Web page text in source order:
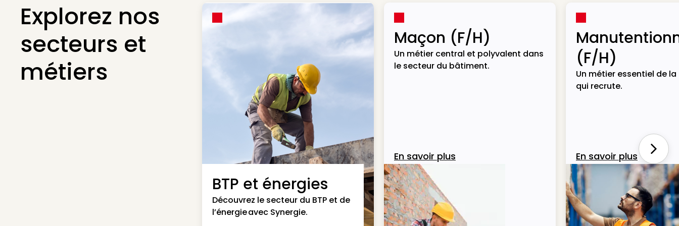
Explorez nos
secteurs et
métiers
BTP et énergies
Découvrez le secteur du BTP et de
l’énergie avec Synergie.
Maçon (F/H)
Un métier central et polyvalent dans
le secteur du bâtiment.
En savoir plus
(F/H)
Un métier essentiel de
qui recrute.
En savoir plus Next